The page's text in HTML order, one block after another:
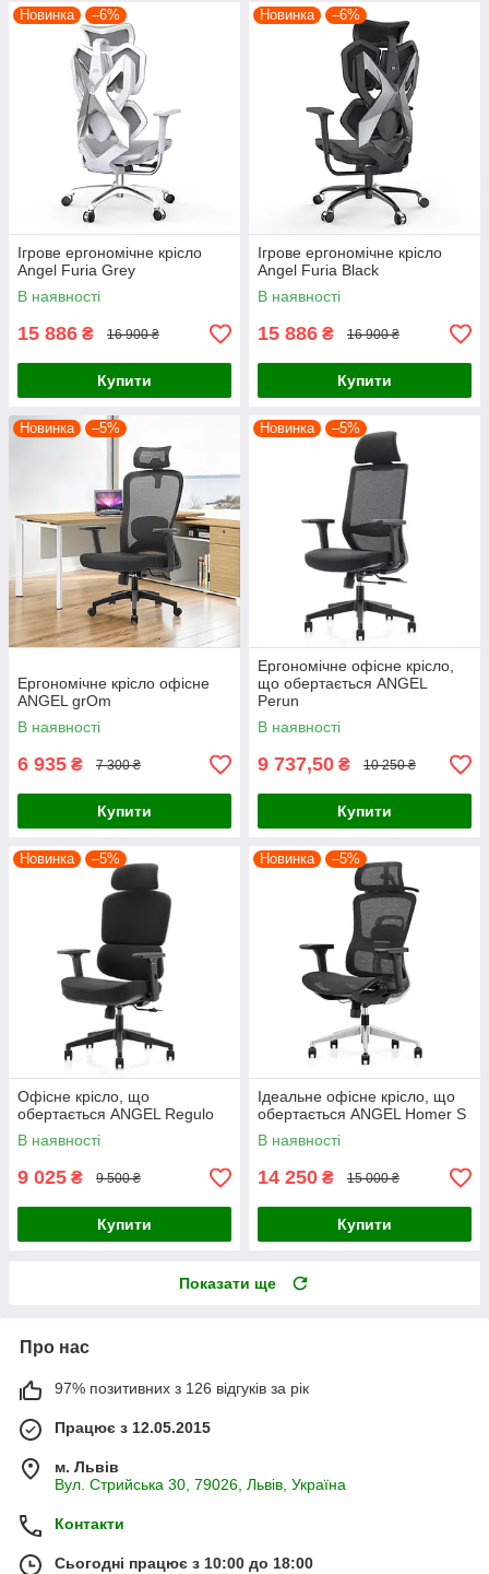
Новинка –6%
Ігрове ергономічне крісло
Angel Furia Grey
В наявності
15 886 ₴ 16 900 ₴
Купити
Новинка –6%
Ігрове ергономічне крісло
Angel Furia Black
В наявності
15 886 ₴ 16 900 ₴
Купити
Новинка –5%
Ергономічне крісло офісне
ANGEL grOm
В наявності
6 935 ₴ 7 300 ₴
Купити
Новинка –5%
Ергономічне офісне крісло,
що обертається ANGEL
Perun
В наявності
9 737,50 ₴ 10 250 ₴
Купити
Новинка –5%
Офісне крісло, що
обертається ANGEL Regulo
В наявності
9 025 ₴ 9 500 ₴
Купити
Новинка –5%
Ідеальне офісне крісло, що
обертається ANGEL Homer S
В наявності
14 250 ₴ 15 000 ₴
Купити
Показати ще
Про нас
97% позитивних з 126 відгуків за рік
Працює з 12.05.2015
м. Львів
Вул. Стрийська 30, 79026, Львів, Україна
Контакти
Сьогодні працює з 10:00 до 18:00